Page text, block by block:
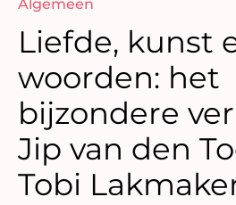
Algemeen
Liefde, kunst
woorden: het
bijzondere
Jip van den
Tobi